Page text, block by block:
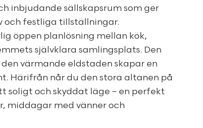
inbjudande sällskapsrum som ger
och festliga tillställningar.
öppen planlösning mellan kök,
självklara samlingsplats. Den
värmande eldstaden skapar en
Härifrån når du den stora altanen på
soligt och skyddat läge – en perfekt
middagar med vänner och